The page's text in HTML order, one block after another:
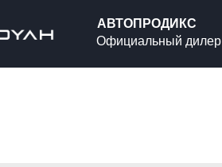
АВТОПРОДИКС
Официальный дилер